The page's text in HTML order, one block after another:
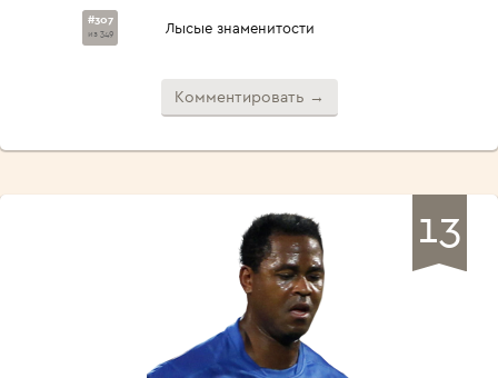
#307
из 349 Лысые знаменитости
Комментировать →
13